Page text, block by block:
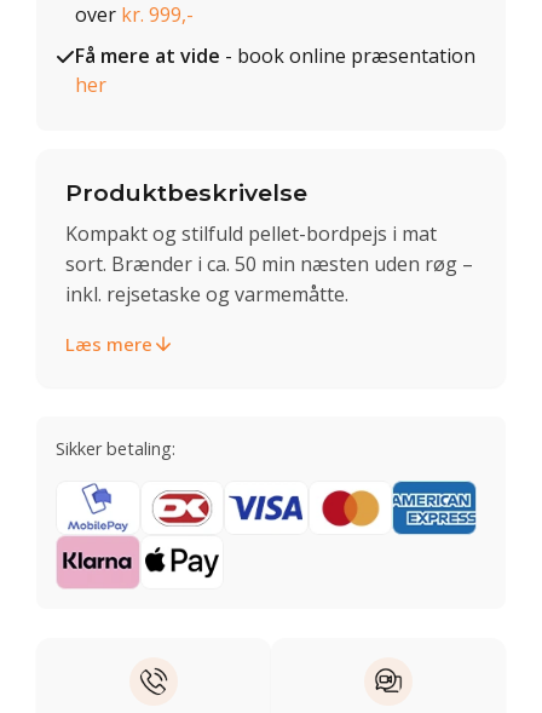
over kr. 999,-
Få mere at vide - book online præsentation
her
Produktbeskrivelse
Kompakt og stilfuld pellet-bordpejs i mat
sort. Brænder i ca. 50 min næsten uden røg –
inkl. rejsetaske og varmemåtte.
Læs mere
Sikker betaling: